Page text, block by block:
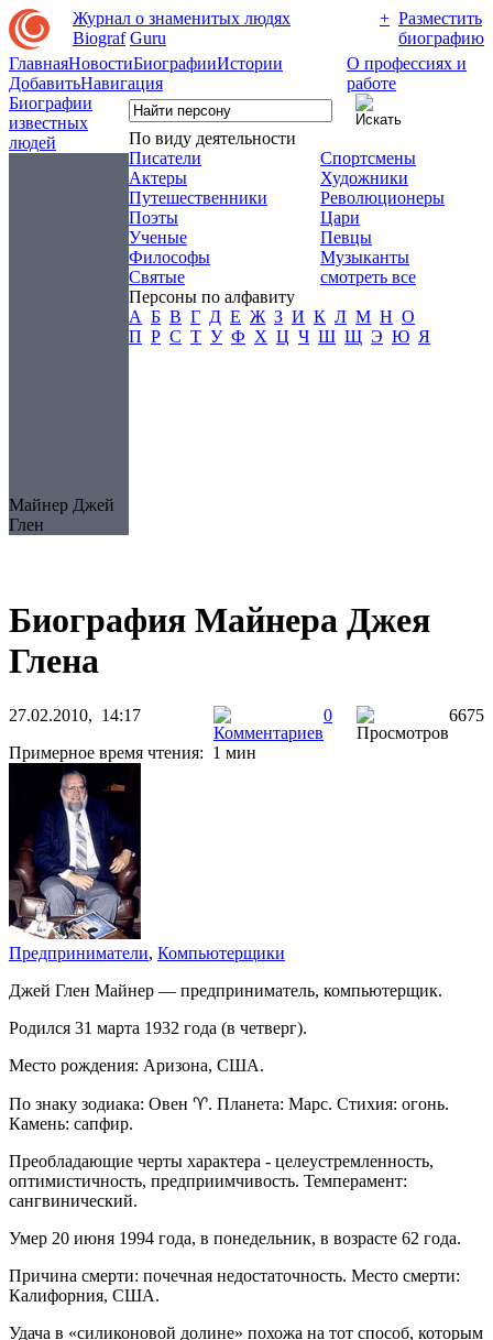
Журнал о знаменитых людях
Biograf Guru
+ Разместить
биографию
ГлавнаяНовостиБиографииИстории
ДобавитьНавигация
О профессиях и
работе
Биографии
известных
людей
Майнер Джей
Глен
По виду деятельности
Писатели
Актеры
Путешественники
Поэты
Ученые
Философы
Святые
Спортсмены
Художники
Революционеры
Цари
Певцы
Музыканты
смотреть все
Персоны по алфавиту
А Б В Г Д Е Ж З И К Л М Н О
П Р С Т У Ф Х Ц Ч Ш Щ Э Ю Я
Биография Майнера Джея
Глена
27.02.2010, 14:17 0
6675
Примерное время чтения: 1 мин
Предприниматели, Компьютерщики
Джей Глен Майнер — предприниматель, компьютерщик.
Родился 31 марта 1932 года (в четверг).
Место рождения: Аризона, США.
По знаку зодиака: Овен ♈. Планета: Марс. Стихия: огонь.
Камень: сапфир.
Преобладающие черты характера - целеустремленность,
оптимистичность, предприимчивость. Темперамент:
сангвинический.
Умер 20 июня 1994 года, в понедельник, в возрасте 62 года.
Причина смерти: почечная недостаточность. Место смерти:
Калифорния, США.
Удача в «силиконовой долине» похожа на тот способ, которым